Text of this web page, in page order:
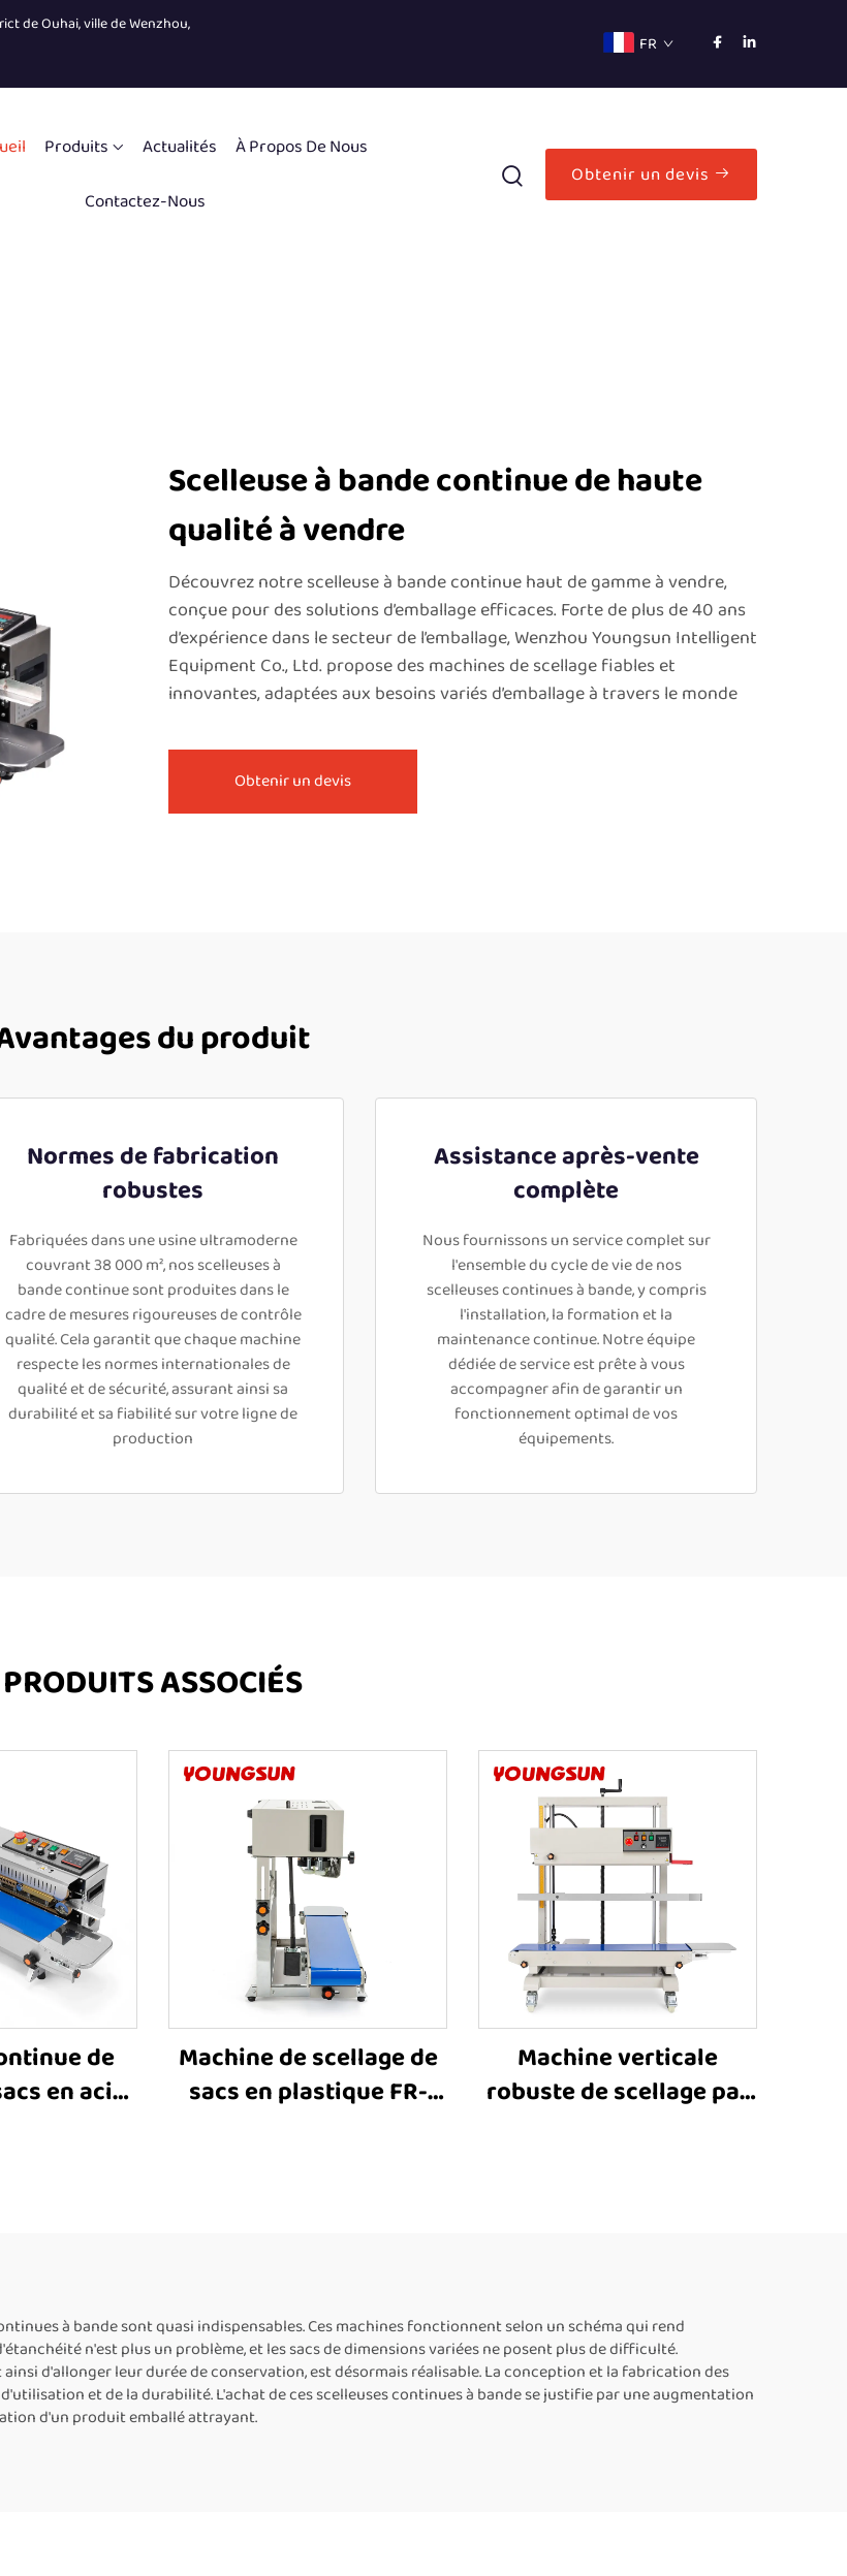
de Ouhai, ville de Wenzhou,
FR
Produits Actualités
À Propos De Nous
Contactez-Nous
Obtenir un devis
Scelleuse à bande continue de haute
qualité à vendre
Découvrez notre scelleuse à bande continue haut de gamme à vendre,
conçue pour des solutions d’emballage efficaces. Forte de plus de 40 ans
d’expérience dans le secteur de l’emballage, Wenzhou Youngsun Intelligent
Equipment Co., Ltd. propose des machines de scellage fiables et
innovantes, adaptées aux besoins variés d’emballage à travers le monde
Obtenir un devis
du produit
Normes de fabrication
robustes
Fabriquées dans une usine ultramoderne
couvrant 38 000 m², nos scelleuses à
bande continue sont produites dans le
cadre de mesures rigoureuses de contrôle
qualité. Cela garantit que chaque machine
respecte les normes internationales de
qualité et de sécurité, assurant ainsi sa
durabilité et sa fiabilité sur votre ligne de
production
Assistance après-vente
complète
Nous fournissons un service complet sur
l'ensemble du cycle de vie de nos
scelleuses continues à bande, y compris
l'installation, la formation et la
maintenance continue. Notre équipe
dédiée de service est prête à vous
accompagner afin de garantir un
fonctionnement optimal de vos
équipements.
PRODUITS ASSOCIÉS
de
en acier
sacs en
kraft
Machine de scellage de
sacs en plastique FR-
Machine verticale
robuste de scellage par
l’emballage alimentaire
à bande sont quasi indispensables. Ces machines fonctionnent selon un schéma qui rend
n'est plus un problème, et les sacs de dimensions variées ne posent plus de difficulté.
d'allonger leur durée de conservation, est désormais réalisable. La conception et la fabrication des
et de la durabilité. L'achat de ces scelleuses continues à bande se justifie par une augmentation
d'un produit emballé attrayant.